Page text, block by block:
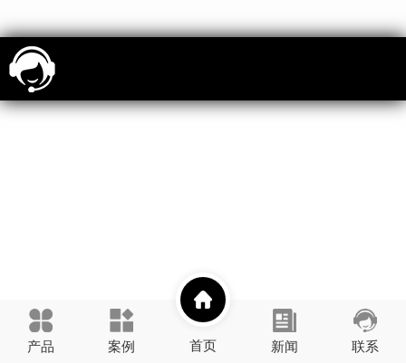
产品
案例
新闻
联系
首页